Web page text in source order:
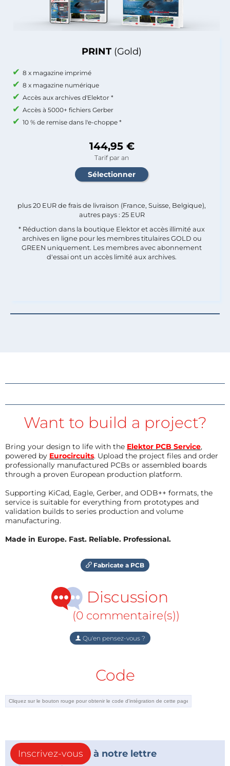
PRINT (Gold)
8 x magazine imprimé
8 x magazine numérique
Accès aux archives d'Elektor *
Accès à 5000+ fichiers Gerber
10 % de remise dans l'e-choppe *
144,95 €
Tarif par an
plus 20 EUR de frais de livraison (France, Suisse, Belgique),
autres pays : 25 EUR
* Réduction dans la boutique Elektor et accès illimité aux
archives en ligne pour les membres titulaires GOLD ou
GREEN uniquement. Les membres avec abonnement
d'essai ont un accès limité aux archives.
Want to build a project?
Bring your design to life with the Elektor PCB Service,
powered by Eurocircuits. Upload the project files and order
professionally manufactured PCBs or assembled boards
through a proven European production platform.
Supporting KiCad, Eagle, Gerber, and ODB++ formats, the
service is suitable for everything from prototypes and
validation builds to series production and volume
manufacturing.
Made in Europe. Fast. Reliable. Professional.
Fabricate a PCB
Discussion
(0 commentaire(s))
Qu'en pensez-vous ?
Code
Inscrivez-vous
à notre lettre